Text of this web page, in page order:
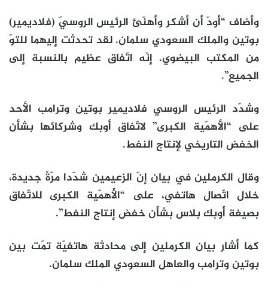
وأضاف “أودّ أن أشكر وأهنّئ الرئيس الروسيّ (فلاديمير)
بوتين والملك السعودي سلمان. لقد تحدثت إليهما للتوّ
من المكتب البيضوي. إنّه اتّفاق عظيم بالنسبة إلى
الجميع”.
وشدّد الرئيس الروسي فلاديمير بوتين وترامب الأحد
على “الأهمّية الكبرى” لاتّفاق أوبك وشركائها بشأن
الخفض التاريخي لإنتاج النفط.
وقال الكرملين في بيان إنّ الزعيمين شدّدا مرّةً جديدة،
خلال اتّصال هاتفي، على “الأهمّية الكبرى للاتّفاق
بصيغة أوبك بلاس بشأن خفض إنتاج النفط”.
كما أشار بيان الكرملين إلى محادثة هاتفيّة تمّت بين
بوتين وترامب والعاهل السعودي الملك سلمان.